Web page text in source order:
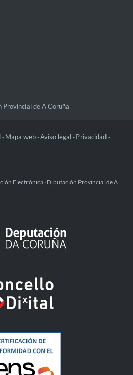
Provincial de A Coruña
- Mapa web -Aviso legal - Privacidad -
Electrónica · Diputación Provincial de A